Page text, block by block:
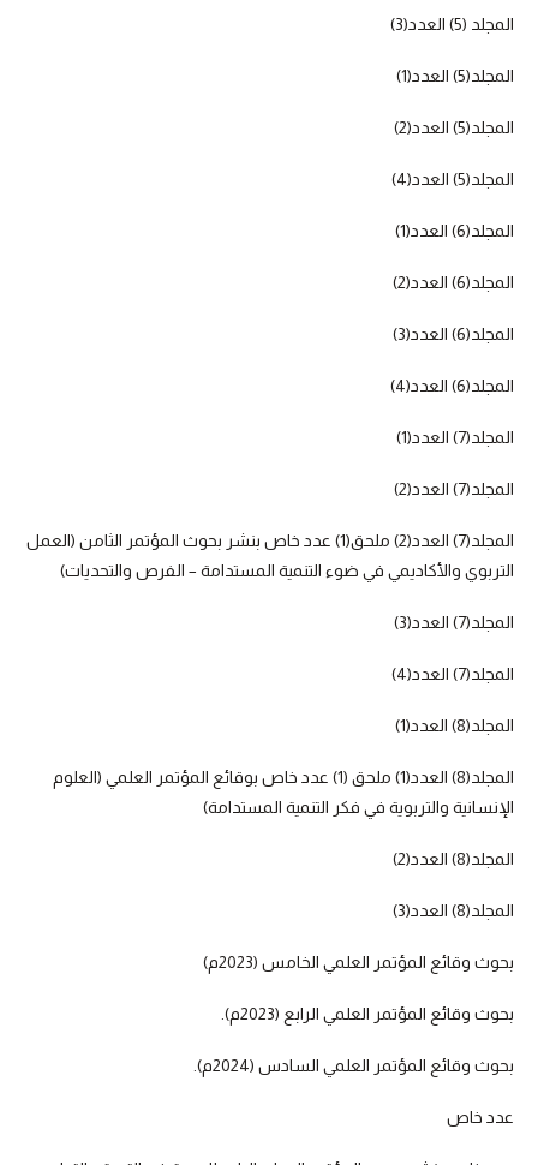
المجلد (5) العدد(3)
المجلد(5) العدد(1)
المجلد(5) العدد(2)
المجلد(5) العدد(4)
المجلد(6) العدد(1)
المجلد(6) العدد(2)
المجلد(6) العدد(3)
المجلد(6) العدد(4)
المجلد(7) العدد(1)
المجلد(7) العدد(2)
المجلد(7) العدد(2) ملحق(1) عدد خاص بنشر بحوث المؤتمر الثامن (العمل
التربوي والأكاديمي في ضوء التنمية المستدامة – الفرص والتحديات)
المجلد(7) العدد(3)
المجلد(7) العدد(4)
المجلد(8) العدد(1)
المجلد(8) العدد(1) ملحق (1) عدد خاص بوقائع المؤتمر العلمي (العلوم
الإنسانية والتربوية في فكر التنمية المستدامة)
المجلد(8) العدد(2)
المجلد(8) العدد(3)
بحوث وقائع المؤتمر العلمي الخامس (2023م)
بحوث وقائع المؤتمر العلمي الرابع (2023م).
بحوث وقائع المؤتمر العلمي السادس (2024م).
عدد خاص